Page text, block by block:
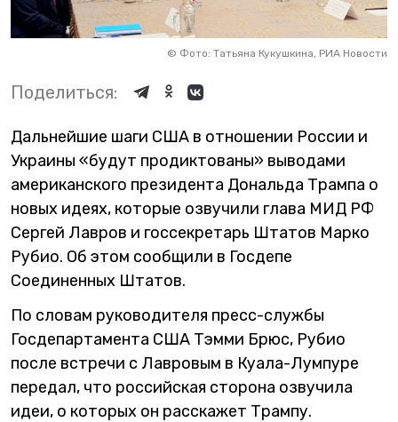
© Фото: Татьяна Кукушкина, РИА Новости
Поделиться:
Дальнейшие шаги США в отношении России и
Украины «будут продиктованы» выводами
американского президента Дональда Трампа о
новых идеях, которые озвучили глава МИД РФ
Сергей Лавров и госсекретарь Штатов Марко
Рубио. Об этом сообщили в Госдепе
Соединенных Штатов.
По словам руководителя пресс-службы
Госдепартамента США Тэмми Брюс, Рубио
после встречи с Лавровым в Куала-Лумпуре
передал, что российская сторона озвучила
идеи, о которых он расскажет Трампу.